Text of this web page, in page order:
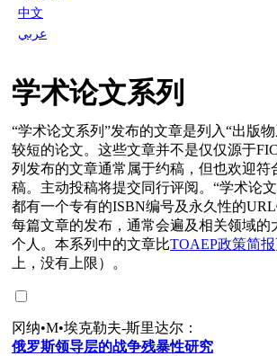
中文
عربي
学术论文系列
“学术论文系列”发布的文章是列入“出版
较短的论文。这些文章并不是仅仅源于
列发布的文章通常属于约稿，但也欢迎符
稿。主动投稿将提交同行评阅。“学术论
都有一个专有的ISBN编号及永久性的
每篇文章的发布，通常会遍及相关领域的
个人。本系列中的文章比TOAEP政策简报
上，没有上限）。
冈纳•M•埃克勒夫-斯里达尔：
俄罗斯领导层的战争残暴性研究